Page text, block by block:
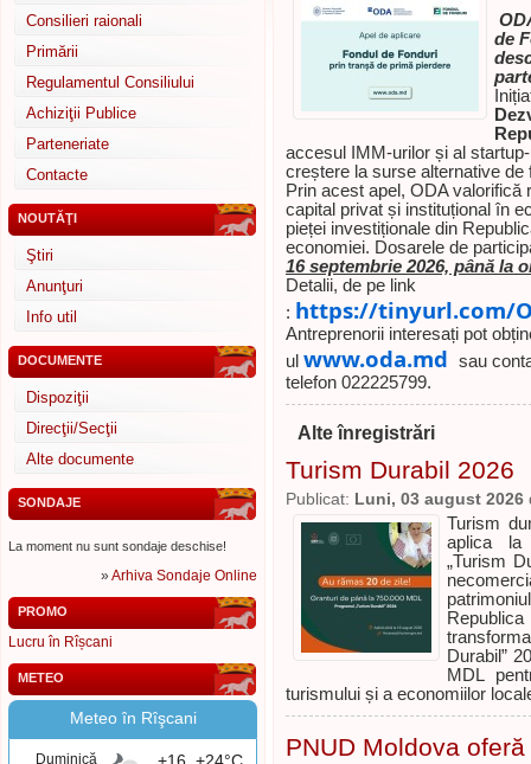
Consilieri raionali
Primării
Regulamentul Consiliului
Achiziţii Publice
Parteneriate
Contacte
NOUTĂŢI
Ştiri
Anunţuri
Info util
DOCUMENTE
Dispoziţii
Direcţii/Secţii
Alte documente
SONDAJE
La moment nu sunt sondaje deschise!
»Arhiva Sondaje Online
PROMO
Lucru în Rîșcani
METEO
Meteo în Rîşcani
Duminică
de
accesul IMM-urilor și al
creștere la surse alternative de
Prin acest apel, ODA valorifică
capital privat și instituțional în
pieței investiționale din
economiei. Dosarele de
16 septembrie 2026, până la
Detalii, de pe link
: https://tinyurl.com/
Antreprenorii interesați pot
ul www.oda.md
sau
telefon 022225799.
Alte înregistrări
Turism Durabil 2026
Publicat: Luni, 03 august 2026
Turism
aplica la
„Turism
Durabil”
MDL
turismului și a economiilor
PNUD Moldova